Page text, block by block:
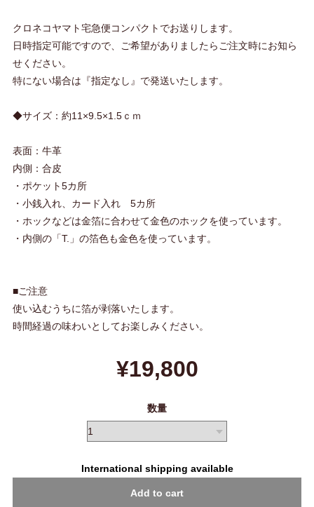
クロネコヤマト宅急便コンパクトでお送りします。
日時指定可能ですので、ご希望がありましたらご注文時にお知ら
せください。
特にない場合は『指定なし』で発送いたします。
◆サイズ：約11×9.5×1.5ｃｍ
表面：牛革
内側：合皮
・ポケット5カ所
・小銭入れ、カード入れ 5カ所
・ホックなどは金箔に合わせて金色のホックを使っています。
・内側の「T.」の箔色も金色を使っています。
■ご注意
使い込むうちに箔が剥落いたします。
時間経過の味わいとしてお楽しみください。
¥19,800
数量
International shipping available
Add to cart